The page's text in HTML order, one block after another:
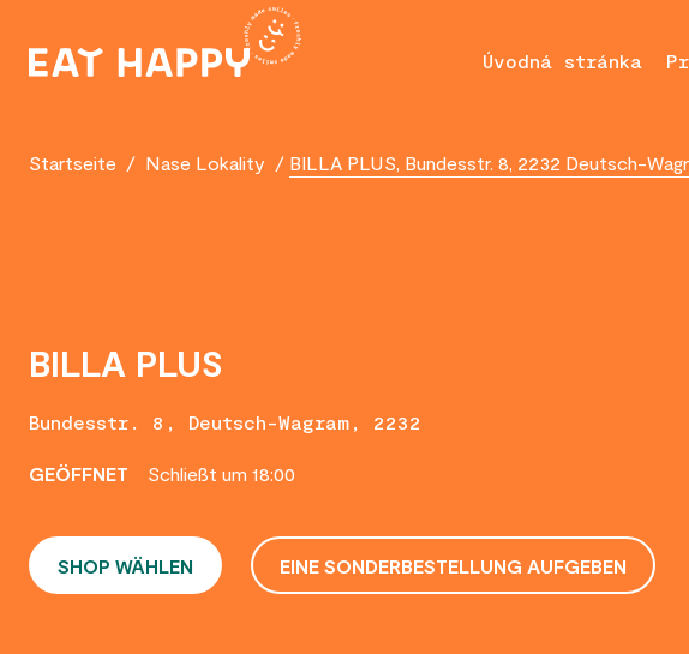
MAIN
Úvodná stránka
Startseite / Nase Lokality / BILLA PLUS, Bundesstr. 8, 2232 Deutsch-
BILLA PLUS
Bundesstr. 8, Deutsch-Wagram, 2232
GEÖFFNET Schließt um 18:00
SHOP WÄHLEN EINE SONDERBESTELLUNG AUFGEBEN